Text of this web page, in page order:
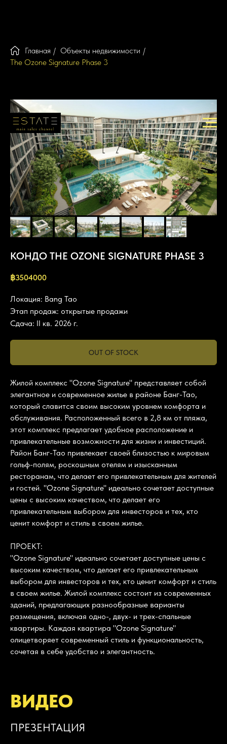
Главная / Объекты недвижимости /
The Ozone Signature Phase 3
КОНДО THE OZONE SIGNATURE PHASE 3
฿3504000
Локация: Bang Tao
Этап продаж: открытые продажи
Сдача: II кв. 2026 г.
OUT OF STOCK
Жилой комплекс "Ozone Signature" представляет собой
элегантное и современное жилье в районе Банг-Тао,
который славится своим высоким уровнем комфорта и
обслуживания. Расположенный всего в 2,8 км от пляжа,
этот комплекс предлагает удобное расположение и
привлекательные возможности для жизни и инвестиций.
Район Банг-Тао привлекает своей близостью к мировым
гольф-полям, роскошным отелям и изысканным
ресторанам, что делает его привлекательным для жителей
и гостей. "Ozone Signature" идеально сочетает доступные
цены с высоким качеством, что делает его
привлекательным выбором для инвесторов и тех, кто
ценит комфорт и стиль в своем жилье.
ПРОЕКТ:
"Ozone Signature" идеально сочетает доступные цены с
высоким качеством, что делает его привлекательным
выбором для инвесторов и тех, кто ценит комфорт и стиль
в своем жилье. Жилой комплекс состоит из современных
зданий, предлагающих разнообразные варианты
размещения, включая одно-, двух- и трех-спальные
квартиры. Каждая квартира "Ozone Signature"
олицетворяет современный стиль и функциональность,
сочетая в себе удобство и элегантность.
ВИДЕО
ПРЕЗЕНТАЦИЯ